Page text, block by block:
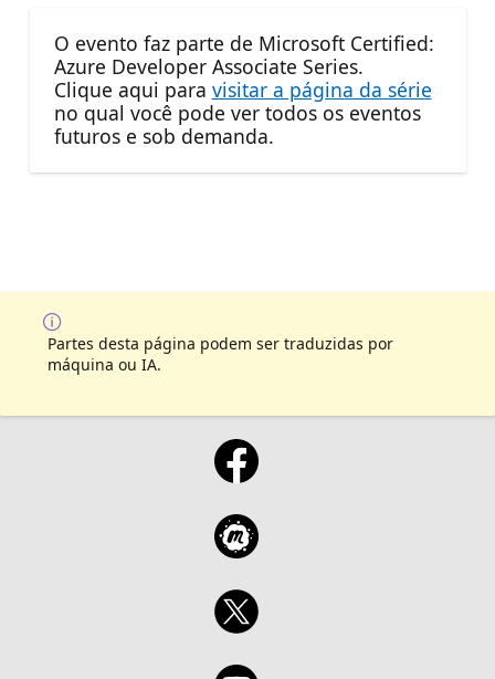
O evento faz parte de Microsoft Certified:
Azure Developer Associate Series.
Clique aqui para visitar a página da série
no qual você pode ver todos os eventos
futuros e sob demanda.
Partes desta página podem ser traduzidas por
máquina ou IA.